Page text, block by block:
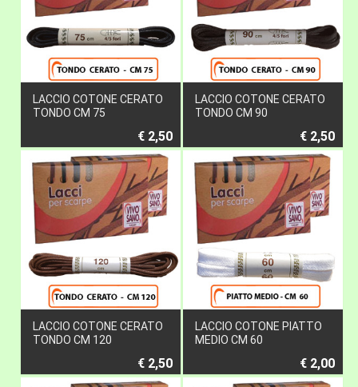
LACCIO COTONE CERATO
TONDO CM 75
€ 2,50
LACCIO COTONE CERATO
TONDO CM 90
€ 2,50
LACCIO COTONE CERATO
TONDO CM 120
€ 2,50
LACCIO COTONE PIATTO
MEDIO CM 60
€ 2,00